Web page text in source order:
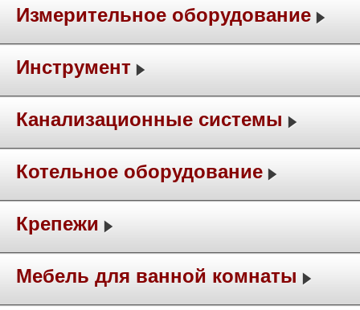
Измерительное оборудование
Инструмент
Канализационные системы
Котельное оборудование
Крепежи
Мебель для ванной комнаты